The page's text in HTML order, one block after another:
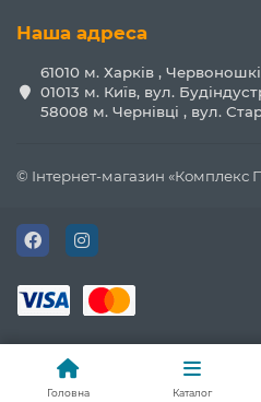
Наша адреса
61010 м. Харків ,
01013 м. Київ, вул.
58008 м. Чернівці , вул.
© Інтернет-магазин «Комплекс
Головна Каталог